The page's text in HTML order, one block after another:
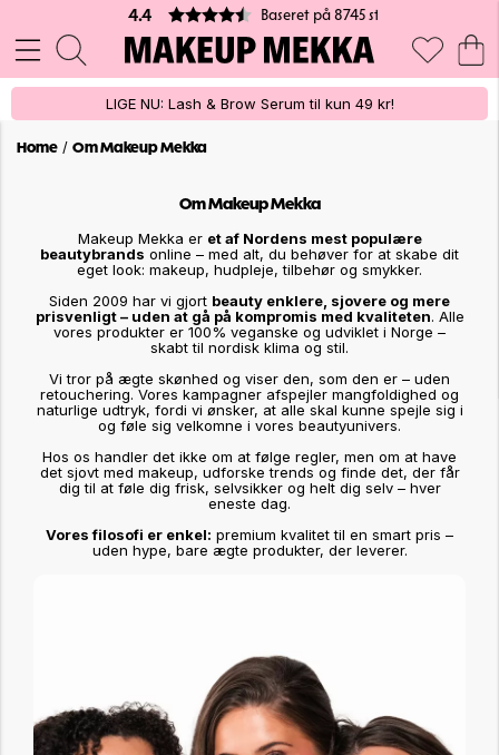
4.4 Baseret på 8745 stemmer
LIGE NU: Lash & Brow Serum til kun 49 kr!
Home / Om Makeup Mekka
Om Makeup Mekka
Makeup Mekka er et af Nordens mest populære
beautybrands online – med alt, du behøver for at skabe dit
eget look: makeup, hudpleje, tilbehør og smykker.
Siden 2009 har vi gjort beauty enklere, sjovere og mere
prisvenligt – uden at gå på kompromis med kvaliteten. Alle
vores produkter er 100% veganske og udviklet i Norge –
skabt til nordisk klima og stil.
Vi tror på ægte skønhed og viser den, som den er – uden
retouchering. Vores kampagner afspejler mangfoldighed og
naturlige udtryk, fordi vi ønsker, at alle skal kunne spejle sig i
og føle sig velkomne i vores beautyunivers.
Hos os handler det ikke om at følge regler, men om at have
det sjovt med makeup, udforske trends og finde det, der får
dig til at føle dig frisk, selvsikker og helt dig selv – hver
eneste dag.
Vores filosofi er enkel: premium kvalitet til en smart pris –
uden hype, bare ægte produkter, der leverer.